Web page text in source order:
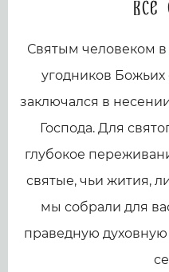
Все
Святым человеком в
угодников
заключался в
Господа. Для
глубокое
святые, чьи жития,
мы собрали для
праведную